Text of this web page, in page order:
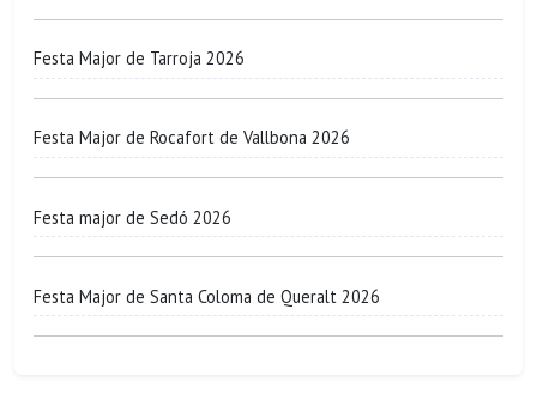
Festa Major de Tarroja 2026
Festa Major de Rocafort de Vallbona 2026
Festa major de Sedó 2026
Festa Major de Santa Coloma de Queralt 2026